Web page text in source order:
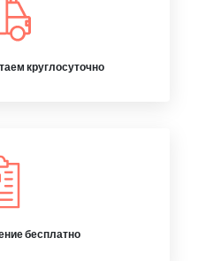
круглосуточно
бесплатно